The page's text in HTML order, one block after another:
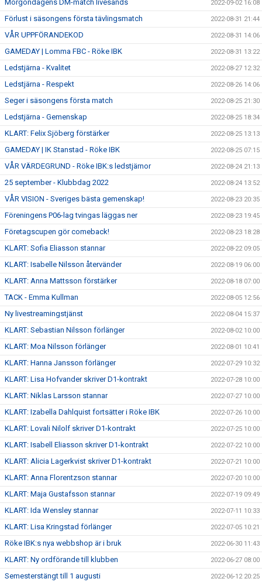
Morgondagens DM-match livesänds 2022-09-02 16:08
Förlust i säsongens första tävlingsmatch 2022-08-31 21:44
VÅR UPPFÖRANDEKOD 2022-08-31 14:06
GAMEDAY | Lomma FBC - Röke IBK 2022-08-31 13:22
Ledstjärna - Kvalitet 2022-08-27 12:32
Ledstjärna - Respekt 2022-08-26 14:06
Seger i säsongens första match 2022-08-25 21:30
Ledstjärna - Gemenskap 2022-08-25 18:34
KLART: Felix Sjöberg förstärker 2022-08-25 13:13
GAMEDAY | IK Stanstad - Röke IBK 2022-08-25 07:15
VÅR VÄRDEGRUND - Röke IBK:s ledstjärnor 2022-08-24 21:13
25 september - Klubbdag 2022 2022-08-24 13:52
VÅR VISION - Sveriges bästa gemenskap! 2022-08-23 20:35
Föreningens P06-lag tvingas läggas ner 2022-08-23 19:45
Företagscupen gör comeback! 2022-08-23 18:28
KLART: Sofia Eliasson stannar 2022-08-22 09:05
KLART: Isabelle Nilsson återvänder 2022-08-19 06:00
KLART: Anna Mattsson förstärker 2022-08-18 07:00
TACK - Emma Kullman 2022-08-05 12:56
Ny livestreamingstjänst 2022-08-04 15:37
KLART: Sebastian Nilsson förlänger 2022-08-02 10:00
KLART: Moa Nilsson förlänger 2022-08-01 10:41
KLART: Hanna Jansson förlänger 2022-07-29 10:32
KLART: Lisa Hofvander skriver D1-kontrakt 2022-07-28 10:00
KLART: Niklas Larsson stannar 2022-07-27 10:00
KLART: Izabella Dahlquist fortsätter i Röke IBK 2022-07-26 10:00
KLART: Lovali Nilolf skriver D1-kontrakt 2022-07-25 10:00
KLART: Isabell Eliasson skriver D1-kontrakt 2022-07-22 10:00
KLART: Alicia Lagerkvist skriver D1-kontrakt 2022-07-21 10:00
KLART: Anna Florentzson stannar 2022-07-20 10:00
KLART: Maja Gustafsson stannar 2022-07-19 09:49
KLART: Ida Wensley stannar 2022-07-11 10:33
KLART: Lisa Kringstad förlänger 2022-07-05 10:21
Röke IBK:s nya webbshop är i bruk 2022-06-30 11:43
KLART: Ny ordförande till klubben 2022-06-27 08:00
Semesterstängt till 1 augusti 2022-06-12 20:25